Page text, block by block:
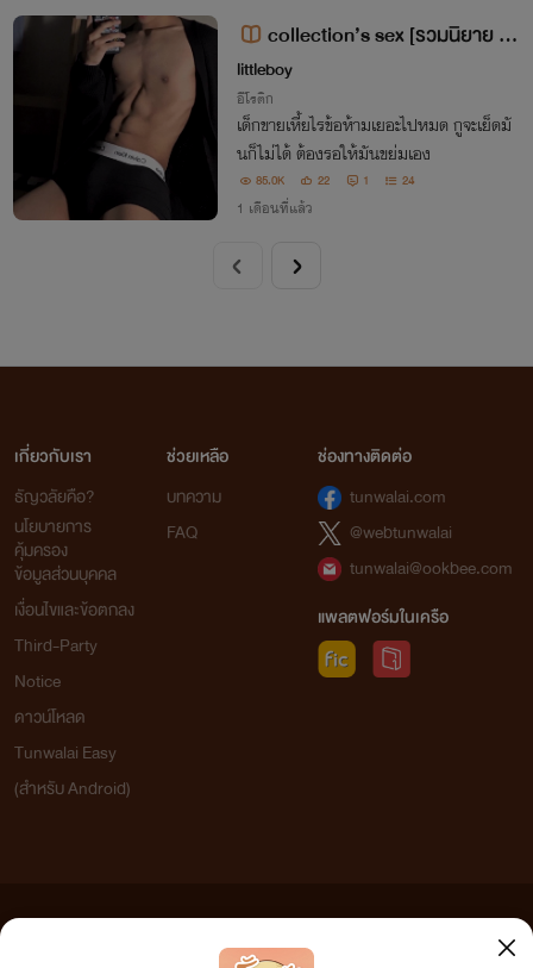
collection’s sex [รวมนิยาย 2-
shot NCเน้นๆ PWP💦]
littleboy
อีโรติก
เด็กขายเหี้ยไรข้อห้ามเยอะไปหมด กูจะเย็ดมั
นก็ไม่ได้ ต้องรอให้มันขย่มเอง
85.0K 22 1 24
1 เดือนที่แล้ว
เกี่ยวกับเรา
ธัญวลัยคือ?
นโยบายการ
คุ้มครอง
ข้อมูลส่วนบุคคล
เงื่อนไขและข้อตกลง
Third-Party
Notice
ดาวน์โหลด
Tunwalai Easy
(สำหรับ Android)
ช่วยเหลือ
บทความ
FAQ
ช่องทางติดต่อ
tunwalai.com
@webtunwalai
tunwalai@ookbee.com
แพลตฟอร์มในเครือ
เว็บไซต์แห่งนี้ไม่ได้เห็นด้วยและไม่ขอรับผิดชอบต่อข้อความใดๆ ทั้งสิ้น ดังนั้นผู้อ่านทุกท่านโปรดใช้